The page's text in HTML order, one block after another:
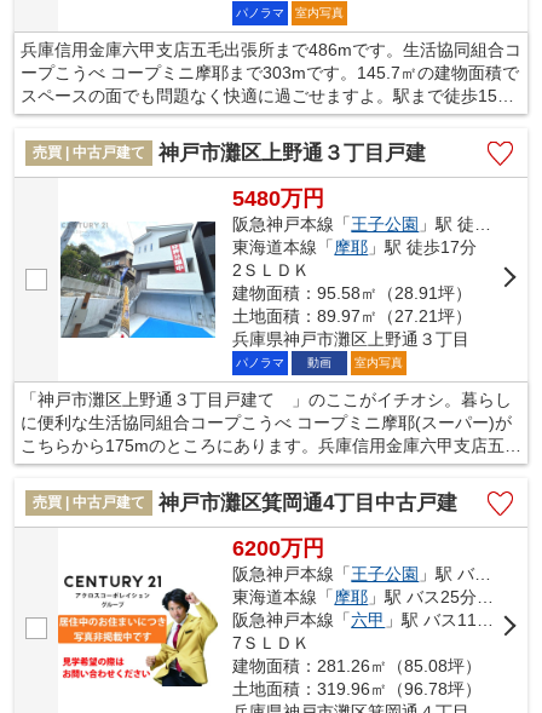
パノラマ 室内写真
兵庫信用金庫六甲支店五毛出張所まで486mです。生活協同組合コ
ープこうべ コープミニ摩耶まで303mです。145.7㎡の建物面積で
スペースの面でも問題なく快適に過ごせますよ。駅まで徒歩15分
の場所に立地しています。家族の憩いの場であるお住まいだから
こそ、快適な心地よいものであって欲しいですよね。当社ではご
家族が喜ぶ不動産を数多く取り扱っております。ぜひご検討くだ
売買 | 中古戸建て 神戸市灘区上野通３丁目戸建
5480万円
阪急神戸本線「王子公園 」駅 徒歩13分
東海道本線「摩耶 」駅 徒歩17分
2ＳＬＤＫ
建物面積：95.58㎡（28.91坪）
土地面積：89.97㎡（27.21坪）
兵庫県神戸市灘区上野通３丁目
パノラマ 動画 室内写真
「神戸市灘区上野通３丁目戸建て 」のここがイチオシ。暮らし
に便利な生活協同組合コープこうべ コープミニ摩耶(スーパー)が
こちらから175mのところにあります。兵庫信用金庫六甲支店五毛
出張所まで240mです。使い勝手が良いシステムキッチンがある物
件です。お客様によって希望条件は異なります。当社ではお客様
個人のご希望をお伺いし、それにマッチした不動産をご紹介致し
ております。まずはスタッフまでご希望をお申し付けください。
売買 | 中古戸建て 神戸市灘区箕岡通4丁目中古戸建
6200万円
阪急神戸本線「王子公園 」駅 バス15分 「摩耶ケーブル下〔バス〕」 停歩3分
東海道本線「摩耶 」駅 バス25分 「摩耶ケーブル下〔バス〕」 停歩3分
阪急神戸本線「六甲 」駅 バス11分 「摩耶ケーブル下〔バス〕」 停歩3分
7ＳＬＤＫ
建物面積：281.26㎡（85.08坪）
土地面積：319.96㎡（96.78坪）